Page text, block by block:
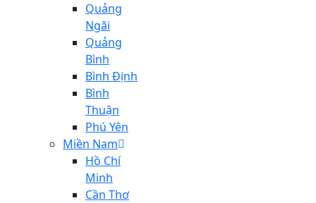
Quảng
Ngãi
Quảng
Bình
Bình Định
Bình
Thuận
Phú Yên
Miền Nam
Hồ Chí
Minh
Cần Thơ